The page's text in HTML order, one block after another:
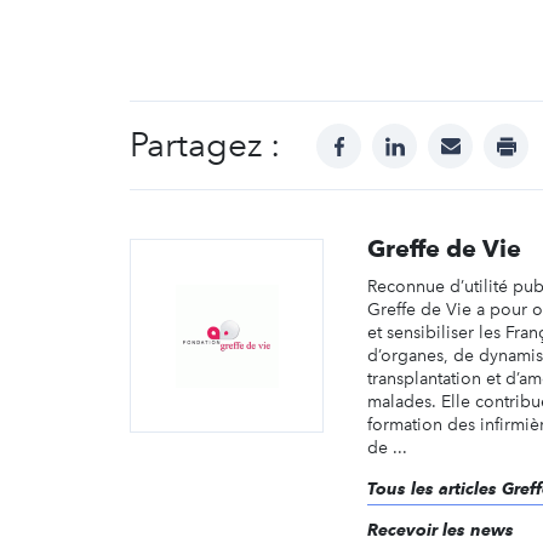
Partagez : facebooklinkedinmail
Greffe de Vie
Reconnue d’utilité
Greffe de Vie a pour
et sensibiliser les
d’organes, de
transplantation et
malades. Elle
formation des
de ...
Tous les articles
Recevoir les news